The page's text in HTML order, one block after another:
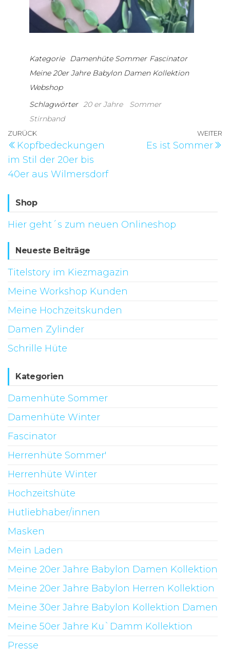
Kategorie Damenhüte Sommer Fascinator
Meine 20er Jahre Babylon Damen Kollektion
Webshop
Schlagwörter 20 er Jahre
Sommer
Stirnband
Beitragsnavigation
Vorheriger
Beitrag
ZURÜCK
Kopfbedeckungen
im Stil der 20er bis
40er aus Wilmersdorf
WEITER
Es ist Sommer
Shop
Hier geht´s zum neuen Onlineshop
Neueste Beiträge
Titelstory im Kiezmagazin
Meine Workshop Kunden
Meine Hochzeitskunden
Damen Zylinder
Schrille Hüte
Kategorien
Damenhüte Sommer
Damenhüte Winter
Fascinator
Herrenhüte Sommer'
Herrenhüte Winter
Hochzeitshüte
Hutliebhaber/innen
Masken
Mein Laden
Meine 20er Jahre Babylon Damen Kollektion
Meine 20er Jahre Babylon Herren Kollektion
Meine 30er Jahre Babylon Kollektion Damen
Meine 50er Jahre Ku`Damm Kollektion
Presse